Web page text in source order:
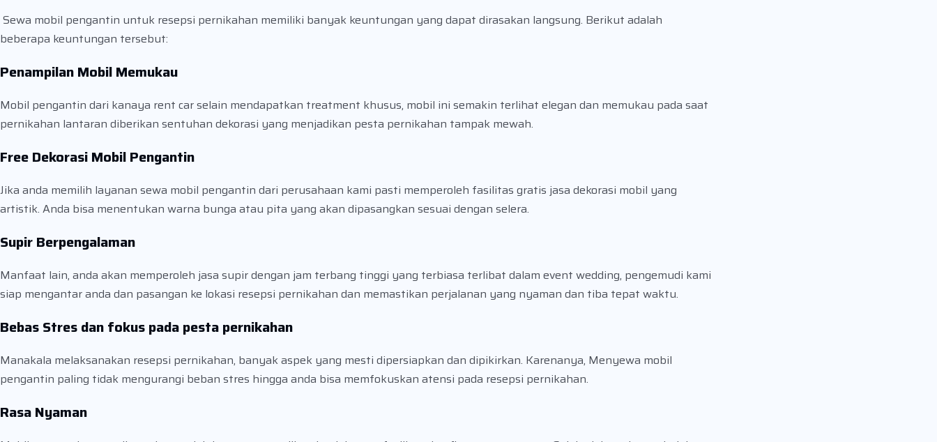
Sewa mobil pengantin untuk resepsi pernikahan memiliki banyak keuntungan yang dapat dirasakan langsung. Berikut adalah
beberapa keuntungan tersebut:
Penampilan Mobil Memukau
Mobil pengantin dari kanaya rent car selain mendapatkan treatment khusus, mobil ini semakin terlihat elegan dan memukau pada saat
pernikahan lantaran diberikan sentuhan dekorasi yang menjadikan pesta pernikahan tampak mewah.
Free Dekorasi Mobil Pengantin
Jika anda memilih layanan sewa mobil pengantin dari perusahaan kami pasti memperoleh fasilitas gratis jasa dekorasi mobil yang
artistik. Anda bisa menentukan warna bunga atau pita yang akan dipasangkan sesuai dengan selera.
Supir Berpengalaman
Manfaat lain, anda akan memperoleh jasa supir dengan jam terbang tinggi yang terbiasa terlibat dalam event wedding, pengemudi kami
siap mengantar anda dan pasangan ke lokasi resepsi pernikahan dan memastikan perjalanan yang nyaman dan tiba tepat waktu.
Bebas Stres dan fokus pada pesta pernikahan
Manakala melaksanakan resepsi pernikahan, banyak aspek yang mesti dipersiapkan dan dipikirkan. Karenanya, Menyewa mobil
pengantin paling tidak mengurangi beban stres hingga anda bisa memfokuskan atensi pada resepsi pernikahan.
Rasa Nyaman